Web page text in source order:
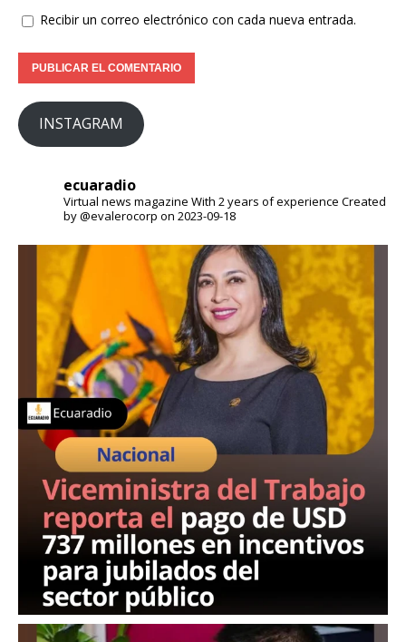
Recibir un correo electrónico con cada nueva entrada.
INSTAGRAM
ecuaradio
Virtual news magazine With 2 years of experience Created
by @evalerocorp on 2023-09-18